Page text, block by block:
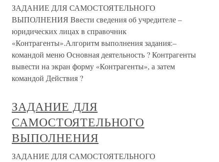
ЗАДАНИЕ ДЛЯ САМОСТОЯТЕЛЬНОГО
ВЫПОЛНЕНИЯ Ввести сведения об учредителе –
юридических лицах в справочник
«Контрагенты».Алгоритм выполнения задания:–
командой меню Основная деятельность ? Контрагенты
вывести на экран форму «Контрагенты», а затем
командой Действия ?
ЗАДАНИЕ ДЛЯ
САМОСТОЯТЕЛЬНОГО
ВЫПОЛНЕНИЯ
ЗАДАНИЕ ДЛЯ САМОСТОЯТЕЛЬНОГО